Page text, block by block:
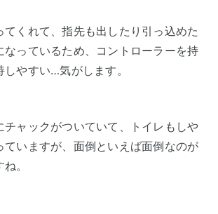
てくれて、指先も出したり引っ込めた
なっているため、コントローラーを持
やすい…気がします。
チャックがついていて、トイレもしや
ていますが、面倒といえば面倒なのが
。